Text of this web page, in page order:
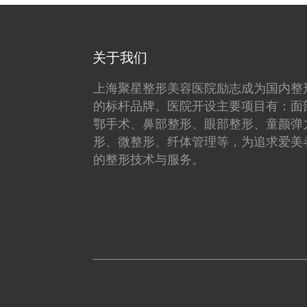
关于我们
上海聚星整形美容医院励志成为国内整
的标杆品牌。医院开设主要项目有：面
鄂手术、鼻部整形、眼部整形、童颜弹
形、微整形、纤体管理等，为追求爱美
的整形技术与服务。